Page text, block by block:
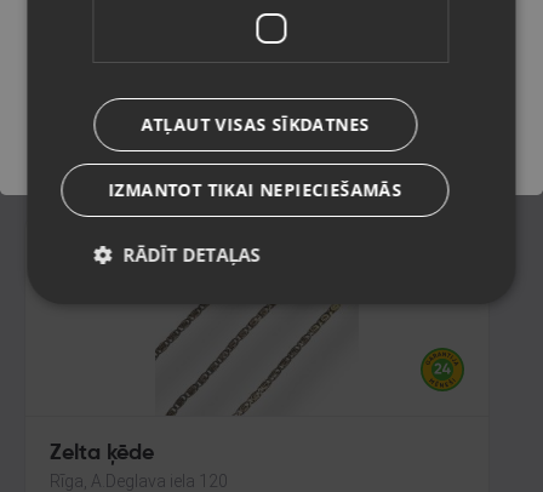
Daugavpils, Jātnieku iela 78-1B
Stāvoklis Restaurēts (Garantija 24 mēneši)
447.00 €
20.32€/mēn.
Zelta ķēde
Rīga, A.Deglava iela 120
Saglabāt
ATĻAUT VISAS SĪKDATNES
IZMANTOT TIKAI NEPIECIEŠAMĀS
RĀDĪT DETAĻAS